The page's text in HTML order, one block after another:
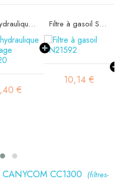
Filtre hydraulique de pilotage SH60720
€
Filtre à gasoil SN21592
10,14 €
CANYCOM CC1300 (filtres-